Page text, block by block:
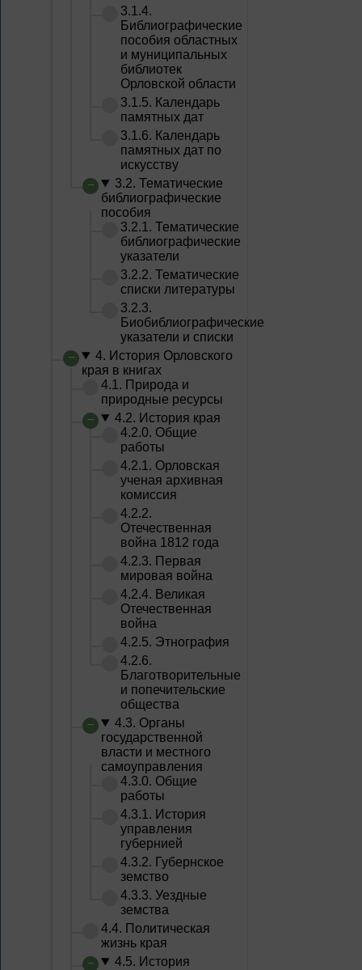
3.1.4.
Библиографические
пособия областных
и муниципальных
библиотек
Орловской области
3.1.5. Календарь
памятных дат
3.1.6. Календарь
памятных дат по
искусству
3.2. Тематические
библиографические
пособия
3.2.1. Тематические
библиографические
указатели
3.2.2. Тематические
списки литературы
3.2.3.
Биобиблиографические
указатели и списки
4. История Орловского
края в книгах
4.1. Природа и
природные ресурсы
4.2. История края
4.2.0. Общие
работы
4.2.1. Орловская
ученая архивная
комиссия
4.2.2.
Отечественная
война 1812 года
4.2.3. Первая
мировая война
4.2.4. Великая
Отечественная
война
4.2.5. Этнография
4.2.6.
Благотворительные
и попечительские
общества
4.3. Органы
государственной
власти и местного
самоуправления
4.3.0. Общие
работы
4.3.1. История
управления
губернией
4.3.2. Губернское
земство
4.3.3. Уездные
земства
4.4. Политическая
жизнь края
4.5. История